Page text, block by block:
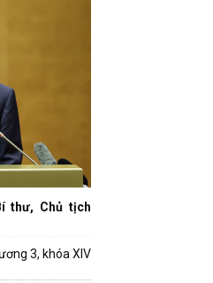
thư, Chủ tịch
3, khóa XIV